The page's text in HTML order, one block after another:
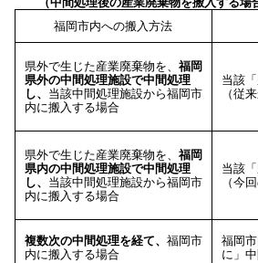
福岡市内への搬入方法
県外で生じた産業廃棄物を、 福岡
県外の中間処理施設で中間処理
し、 当該中間処理施設から福岡市
内に搬入する場合
当該
（従
県外で生じた産業廃棄物を、 福岡
県内の中間処理施設で中間処理
し、 当該中間処理施設から福岡市
内に搬入する場合
当該
（今
複数次の中間処理を経て、 福岡市
内に搬入する場合
福岡
に」